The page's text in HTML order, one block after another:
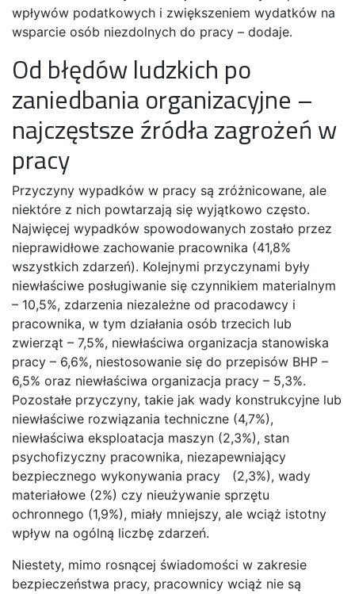
wpływów podatkowych i zwiększeniem wydatków na
wsparcie osób niezdolnych do pracy – dodaje.
Od błędów ludzkich po
zaniedbania organizacyjne –
najczęstsze źródła zagrożeń w
pracy
Przyczyny wypadków w pracy są zróżnicowane, ale
niektóre z nich powtarzają się wyjątkowo często.
Najwięcej wypadków spowodowanych zostało przez
nieprawidłowe zachowanie pracownika (41,8%
wszystkich zdarzeń). Kolejnymi przyczynami były
niewłaściwe posługiwanie się czynnikiem materialnym
– 10,5%, zdarzenia niezależne od pracodawcy i
pracownika, w tym działania osób trzecich lub
zwierząt – 7,5%, niewłaściwa organizacja stanowiska
pracy – 6,6%, niestosowanie się do przepisów BHP –
6,5% oraz niewłaściwa organizacja pracy – 5,3%.
Pozostałe przyczyny, takie jak wady konstrukcyjne lub
niewłaściwe rozwiązania techniczne (4,7%),
niewłaściwa eksploatacja maszyn (2,3%), stan
psychofizyczny pracownika, niezapewniający
bezpiecznego wykonywania pracy (2,3%), wady
materiałowe (2%) czy nieużywanie sprzętu
ochronnego (1,9%), miały mniejszy, ale wciąż istotny
wpływ na ogólną liczbę zdarzeń.
Niestety, mimo rosnącej świadomości w zakresie
bezpieczeństwa pracy, pracownicy wciąż nie są